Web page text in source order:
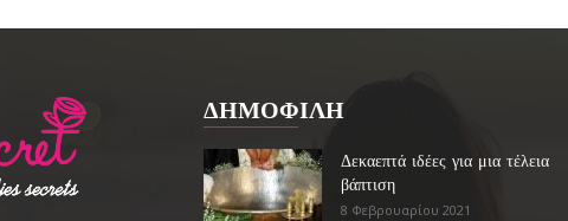
ΔΗΜΟΦΙΛΗ
Δεκαεπτά ιδέες για μια τέλεια
βάπτιση
8 Φεβρουαρίου 2021